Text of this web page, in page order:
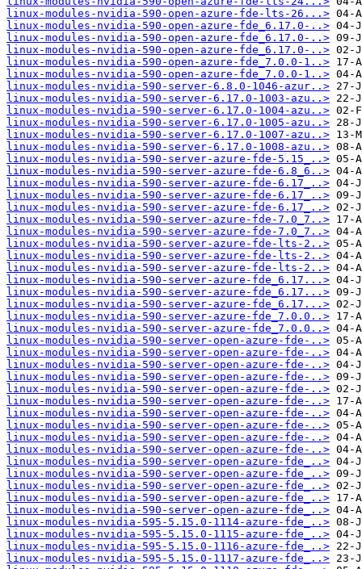
linux-modules-nvidia-590-open-azure-fde-lts-26...>
linux-modules-nvidia-590-open-azure-fde_6.17.0-..>
linux-modules-nvidia-590-open-azure-fde_6.17.0-..>
linux-modules-nvidia-590-open-azure-fde_6.17.0-..>
linux-modules-nvidia-590-open-azure-fde_7.0.0-1..>
linux-modules-nvidia-590-open-azure-fde_7.0.0-1..>
linux-modules-nvidia-590-server-6.8.0-1046-azur..>
linux-modules-nvidia-590-server-6.17.0-1003-azu..>
linux-modules-nvidia-590-server-6.17.0-1004-azu..>
linux-modules-nvidia-590-server-6.17.0-1005-azu..>
linux-modules-nvidia-590-server-6.17.0-1007-azu..>
linux-modules-nvidia-590-server-6.17.0-1008-azu..>
linux-modules-nvidia-590-server-azure-fde-5.15_..>
linux-modules-nvidia-590-server-azure-fde-6.8_6..>
linux-modules-nvidia-590-server-azure-fde-6.17_..>
linux-modules-nvidia-590-server-azure-fde-6.17_..>
linux-modules-nvidia-590-server-azure-fde-6.17_..>
linux-modules-nvidia-590-server-azure-fde-7.0_7..>
linux-modules-nvidia-590-server-azure-fde-7.0_7..>
linux-modules-nvidia-590-server-azure-fde-lts-2..>
linux-modules-nvidia-590-server-azure-fde-lts-2..>
linux-modules-nvidia-590-server-azure-fde-lts-2..>
linux-modules-nvidia-590-server-azure-fde_6.17...>
linux-modules-nvidia-590-server-azure-fde_6.17...>
linux-modules-nvidia-590-server-azure-fde_6.17...>
linux-modules-nvidia-590-server-azure-fde_7.0.0..>
linux-modules-nvidia-590-server-azure-fde_7.0.0..>
linux-modules-nvidia-590-server-open-azure-fde-..>
linux-modules-nvidia-590-server-open-azure-fde-..>
linux-modules-nvidia-590-server-open-azure-fde-..>
linux-modules-nvidia-590-server-open-azure-fde-..>
linux-modules-nvidia-590-server-open-azure-fde-..>
linux-modules-nvidia-590-server-open-azure-fde-..>
linux-modules-nvidia-590-server-open-azure-fde-..>
linux-modules-nvidia-590-server-open-azure-fde-..>
linux-modules-nvidia-590-server-open-azure-fde-..>
linux-modules-nvidia-590-server-open-azure-fde-..>
linux-modules-nvidia-590-server-open-azure-fde_..>
linux-modules-nvidia-590-server-open-azure-fde_..>
linux-modules-nvidia-590-server-open-azure-fde_..>
linux-modules-nvidia-590-server-open-azure-fde_..>
linux-modules-nvidia-590-server-open-azure-fde_..>
linux-modules-nvidia-595-5.15.0-1114-azure-fde_..>
linux-modules-nvidia-595-5.15.0-1115-azure-fde_..>
linux-modules-nvidia-595-5.15.0-1116-azure-fde_..>
linux-modules-nvidia-595-5.15.0-1117-azure-fde_..>